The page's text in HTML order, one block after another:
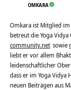
OMKARA
Omkara ist Mitglied im
betreut die Yoga
community.net sowie
liebt er vor allem
leidenschaftlicher
dass er im Yoga
neuen Beiträgen aus